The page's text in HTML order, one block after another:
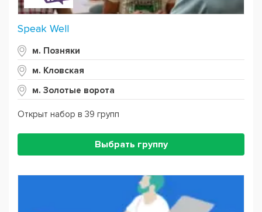
Speak Well
м. Позняки
м. Кловская
м. Золотые ворота
Открыт набор в 39 групп
Выбрать группу